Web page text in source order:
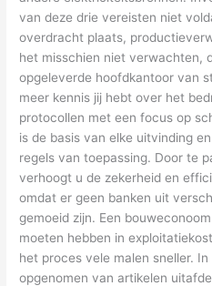
van deze drie vereisten niet
overdracht plaats,
het misschien niet verwachten,
opgeleverde hoofdkantoor van
meer kennis jij hebt over het
protocollen met een focus op
is de basis van elke uitvinding
regels van toepassing. Door te
verhoogt u de zekerheid en
omdat er geen banken uit
gemoeid zijn. Een
moeten hebben in
het proces vele malen sneller.
opgenomen van artikelen